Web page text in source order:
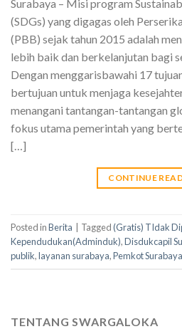
Surabaya – Misi program
(SDGs) yang digagas oleh
(PBB) sejak tahun 2015 adalah
lebih baik dan berkelanjutan bagi
Dengan menggarisbawahi 17
bertujuan untuk menjaga
menangani tantangan-tantangan
fokus utama pemerintah yang
[…]
CONTINUE
Posted inBerita Tagged(Gratis) TIdak
Kependudukan(Adminduk),Disdukcapil
publik,layanan surabaya,Pemkot Surabaya
TENTANG SWARGALOKA